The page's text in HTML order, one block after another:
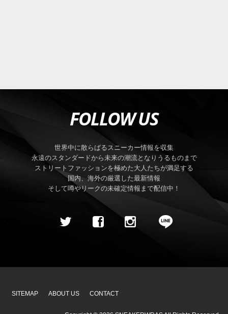
FOLLOW US
世界中に散らばるスニーカー情報を収集
永遠のスタンダードから未来の潮流となりうるものまで
ストリートファッションを極めた大人たちが満足する
国内、海外の厳選した最新情報
そして噂やリークの未確定情報まで配信中！
SITEMAP ABOUT US CONTACT